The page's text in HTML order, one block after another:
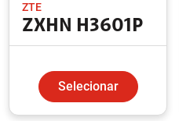
ZTE
ZXHN H3601P
Selecionar